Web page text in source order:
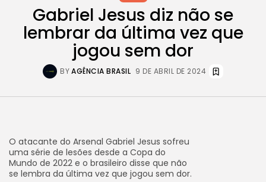
Gabriel Jesus diz não se
lembrar da última vez que
jogou sem dor
BYAGÊNCIA BRASIL 9 DE ABRIL DE 2024
O atacante do Arsenal Gabriel Jesus sofreu
uma série de lesões desde a Copa do
Mundo de 2022 e o brasileiro disse que não
se lembra da última vez que jogou sem dor.